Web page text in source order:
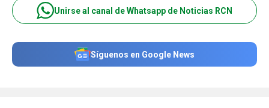
Unirse al canal de Whatsapp de Noticias RCN
Síguenos en Google News